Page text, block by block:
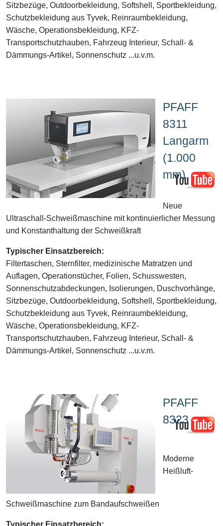
Sitzbezüge, Outdoorbekleidung, Softshell, Sportbekleidung,
Schutzbekleidung aus Tyvek, Reinraumbekleidung,
Wäsche, Operationsbekleidung, KFZ-
Transportschutzhauben, Fahrzeug Interieur, Schall- &
Dämmungs-Artikel, Sonnenschutz ...u.v.m.
PFAFF
8311
Langarm
(1.000
mm)
Neue
Ultraschall-Schweißmaschine mit kontinuierlicher Messung
und Konstanthaltung der Schweißkraft
Typischer Einsatzbereich:
Filtertaschen, Sternfilter, medizinische Matratzen und
Auflagen, Operationstücher, Folien, Schusswesten,
Sonnenschutzabdeckungen, Isolierungen, Duschvorhänge,
Sitzbezüge, Outdoorbekleidung, Softshell, Sportbekleidung,
Schutzbekleidung aus Tyvek, Reinraumbekleidung,
Wäsche, Operationsbekleidung, KFZ-
Transportschutzhauben, Fahrzeug Interieur, Schall- &
Dämmungs-Artikel, Sonnenschutz ...u.v.m.
PFAFF
8323
Moderne
Heißluft-
Schweißmaschine zum Bandaufschweißen
Typischer Einsatzbereich: